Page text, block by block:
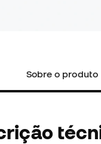
Sobre o produto